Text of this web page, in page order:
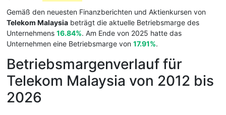
Gemäß den neuesten Finanzberichten und Aktienkursen von
Telekom Malaysia beträgt die aktuelle Betriebsmarge des
Unternehmens 16.84%. Am Ende von 2025 hatte das
Unternehmen eine Betriebsmarge von 17.91%.
Betriebsmargenverlauf für
Telekom Malaysia von 2012 bis
2026